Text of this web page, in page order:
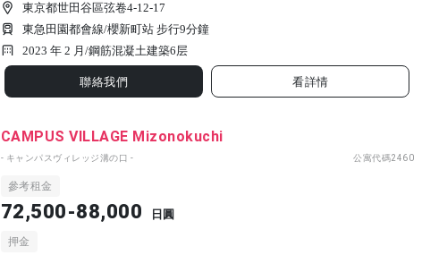
東京都世田谷區弦卷4-12-17
東急田園都會線/櫻新町站 步行9分鐘
2023 年 2 月/鋼筋混凝土建築6层
聯絡我們 看詳情
CAMPUS VILLAGE Mizonokuchi
- キャンパスヴィレッジ溝の口 - 公寓代碼2460
參考租金
72,500-88,000 日圓
押金